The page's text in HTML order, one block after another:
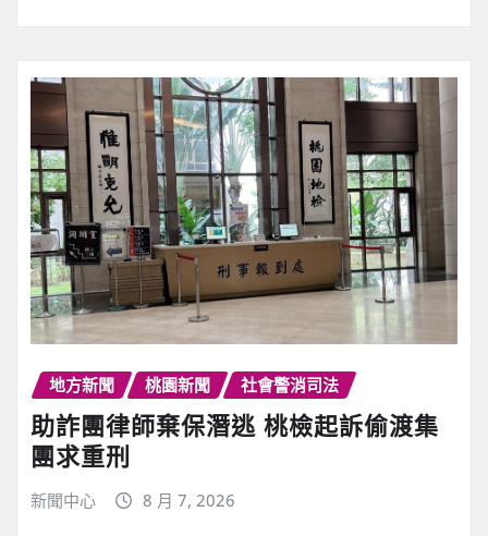
地方新聞 桃園新聞 社會警消司法
助詐團律師棄保潛逃 桃檢起訴偷渡集
團求重刑
新聞中心 8 月 7, 2026